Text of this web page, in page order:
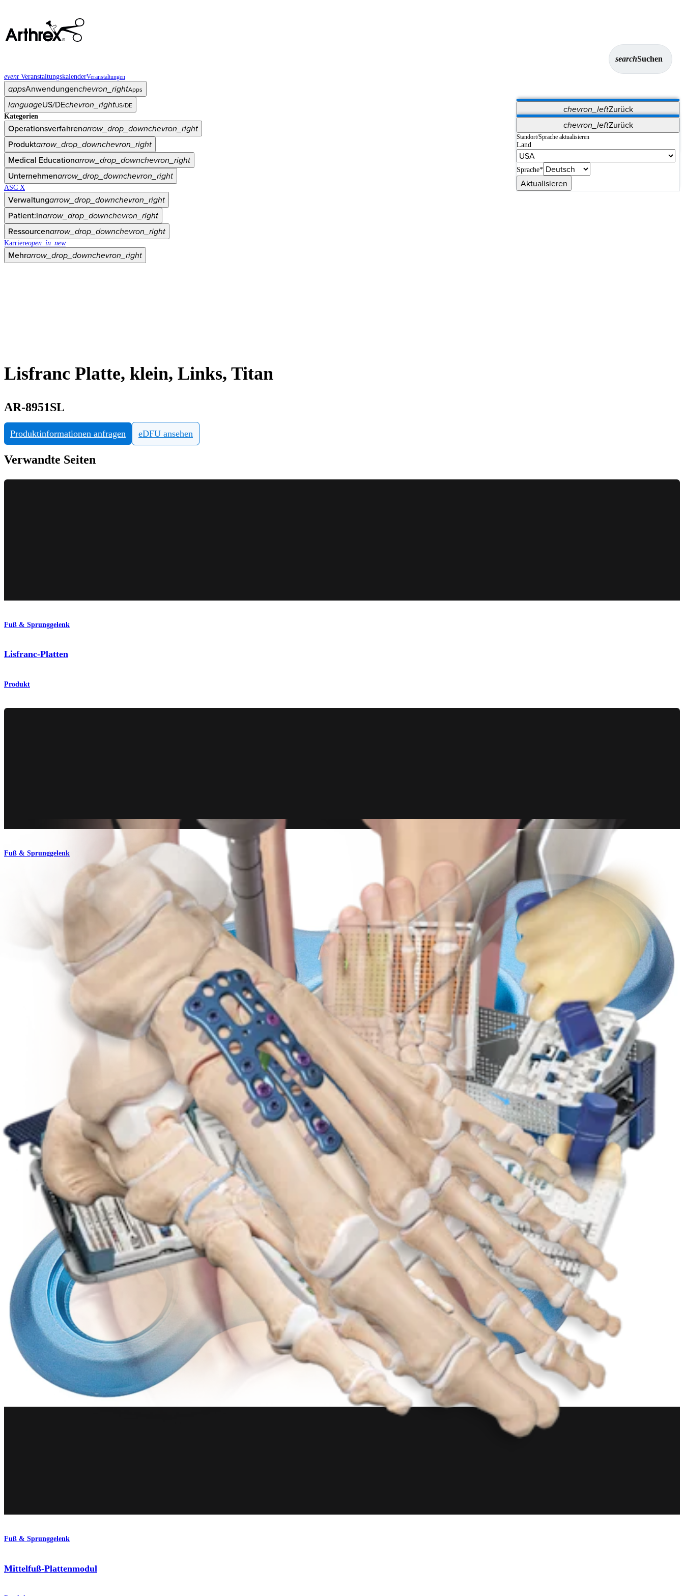
searchSuchen
event VeranstaltungskalenderVeranstaltungen
appsAnwendungenchevron_rightApps
chevron_leftZurück
Vet Systems OrthoPedia Patient
Supplier Portal
Synergy-Bildgebung und -Resektion
languageUS/DEchevron_rightUS/DE
chevron_leftZurück
Standort/Sprache aktualisieren
Land
Sprache*
Aktualisieren
Kategorien
Operationsverfahrenarrow_drop_downchevron_right
Produktarrow_drop_downchevron_right
Medical Educationarrow_drop_downchevron_right
Unternehmenarrow_drop_downchevron_right
ASC X
Verwaltungarrow_drop_downchevron_right
Patient:inarrow_drop_downchevron_right
Ressourcenarrow_drop_downchevron_right
Karriereopen_in_new
Mehrarrow_drop_downchevron_right
Lisfranc Platte, klein, Links, Titan
AR-8951SL
Produktinformationen anfragen eDFU ansehen
Verwandte Seiten
Fuß & Sprunggelenk
Lisfranc-Platten
Produkt
Fuß & Sprunggelenk
Fuß-Komplettsystem
Fuß & Sprunggelenk
Lisfranc-Arthrodese
Operationsverfahren
Fuß & Sprunggelenk
Fixierung einer Lisfranc-Verletzung
Operationsverfahren
Fuß & Sprunggelenk
Mittelfuß-Plattenmodul